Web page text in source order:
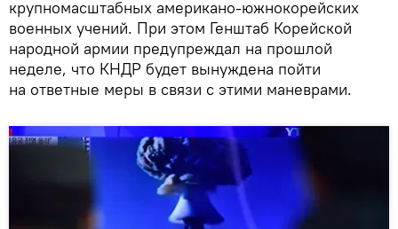
крупномасштабных американо-южнокорейских
военных учений. При этом Генштаб Корейской
народной армии предупреждал на прошлой
неделе, что КНДР будет вынуждена пойти
на ответные меры в связи с этими маневрами.